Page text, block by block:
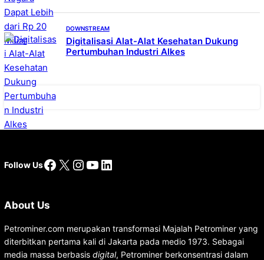
DOWNSTREAM
Digitalisasi Alat-Alat Kesehatan Dukung
Pertumbuhan Industri Alkes
Follow UsFacebook
X Instagram
YouTube
LinkedIn
About Us
Petrominer.com merupakan transformasi Majalah Petrominer yang
diterbitkan pertama kali di Jakarta pada medio 1973. Sebagai
media massa berbasis digital, Petrominer berkonsentrasi dalam